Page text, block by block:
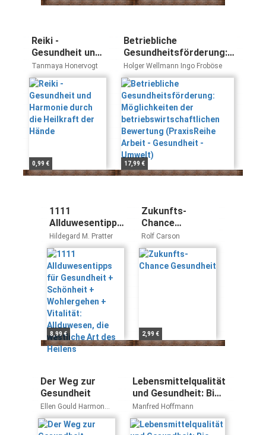
Reiki -
Gesundheit und
Harmonie durch
die Heilkraft der
Hände
Tanmaya Honervogt
0,99 €
Betriebliche
Gesundheitsförderung:
Möglichkeiten der
betriebswirtschaftlichen
Bewertung (PraxisReihe
Arbeit - Gesundheit -
Umwelt)
Holger Wellmann Ingo Froböse
17,99 €
1111
Allduwesentipps
für Gesundheit +
Schönheit +
Wohlergehen +
Vitalität:
Allduwesen, die
westliche Art
des Heilens
Hildegard M. Pratter
8,99 €
Zukunfts-
Chance
Gesundheit
Rolf Carson
2,99 €
Der Weg zur
Gesundheit
Ellen Gould Harmon
White
Lebensmittelqualität
und Gesundheit: Bio-
Testmethoden und
Produkte auf dem
Prüfstand
Manfred Hoffmann